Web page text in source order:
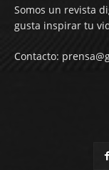
Somos un revista
gusta inspirar tu
Contacto: